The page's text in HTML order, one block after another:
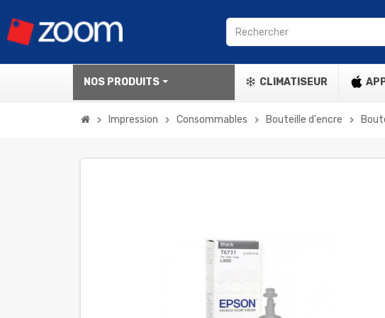
NOS PRODUITS CLIMATISEUR
chevron_right Impression chevron_right Consommables chevron_right Bouteille d'encre chevron_right